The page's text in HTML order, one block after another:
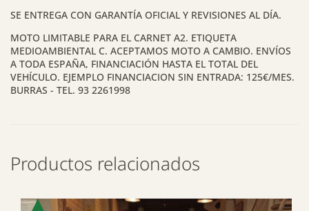
SE ENTREGA CON GARANTÍA OFICIAL Y REVISIONES AL DÍA.
MOTO LIMITABLE PARA EL CARNET A2. ETIQUETA
MEDIOAMBIENTAL C. ACEPTAMOS MOTO A CAMBIO. ENVÍOS
A TODA ESPAÑA, FINANCIACIÓN HASTA EL TOTAL DEL
VEHÍCULO. EJEMPLO FINANCIACION SIN ENTRADA: 125€/MES.
BURRAS - TEL. 93 2261998
Productos relacionados